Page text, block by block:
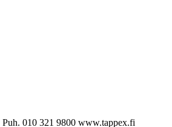
Puh. 010 321 9800 www.tappex.fi